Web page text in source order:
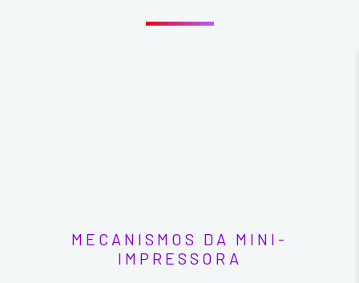
MECANISMOS DA MINI-
IMPRESSORA